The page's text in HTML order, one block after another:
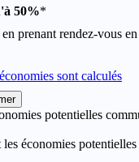
50%*
en prenant rendez-vous
sont calculés
potentielles
économies